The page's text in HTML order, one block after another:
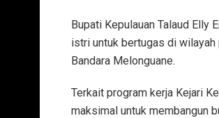
Bupati Kepulauan Talaud Elly
istri untuk bertugas di wilayah
Bandara Melonguane.
Terkait program kerja Kejari
maksimal untuk membangun